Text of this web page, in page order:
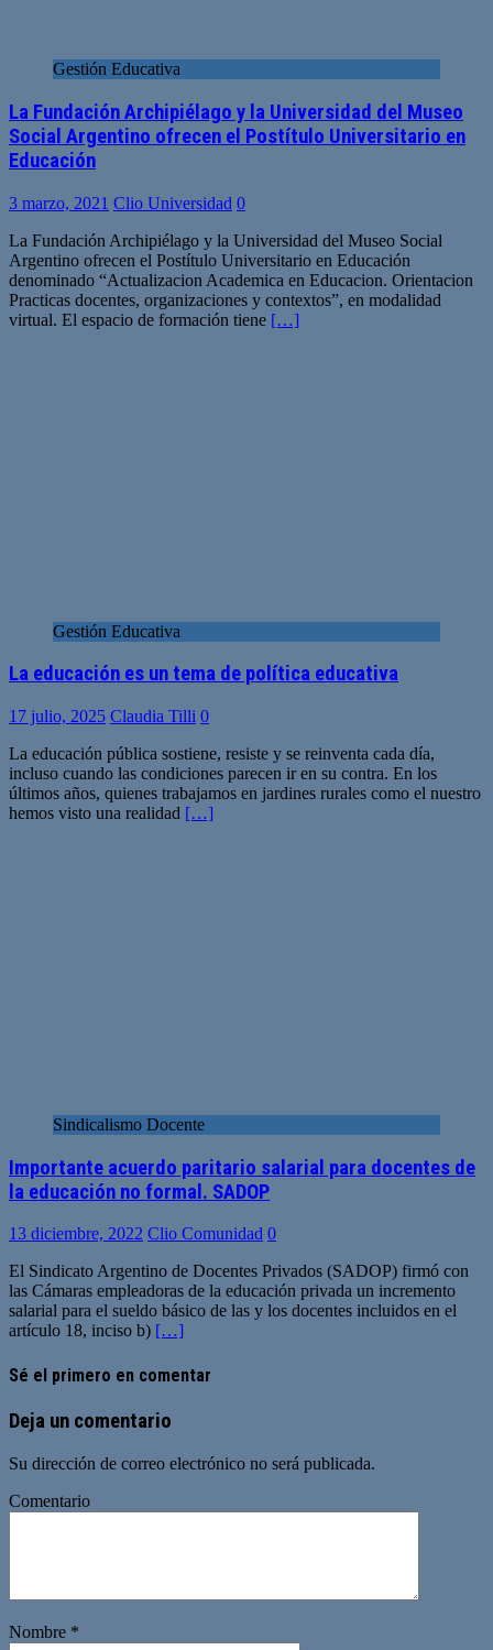
Gestión Educativa
La Fundación Archipiélago y la Universidad del Museo
Social Argentino ofrecen el Postítulo Universitario en
Educación
3 marzo, 2021 Clio Universidad 0
La Fundación Archipiélago y la Universidad del Museo Social
Argentino ofrecen el Postítulo Universitario en Educación
denominado “Actualizacion Academica en Educacion. Orientacion
Practicas docentes, organizaciones y contextos”, en modalidad
virtual. El espacio de formación tiene […]
Gestión Educativa
La educación es un tema de política educativa
17 julio, 2025 Claudia Tilli 0
La educación pública sostiene, resiste y se reinventa cada día,
incluso cuando las condiciones parecen ir en su contra. En los
últimos años, quienes trabajamos en jardines rurales como el nuestro
hemos visto una realidad […]
Sindicalismo Docente
Importante acuerdo paritario salarial para docentes de
la educación no formal. SADOP
13 diciembre, 2022 Clio Comunidad 0
El Sindicato Argentino de Docentes Privados (SADOP) firmó con
las Cámaras empleadoras de la educación privada un incremento
salarial para el sueldo básico de las y los docentes incluidos en el
artículo 18, inciso b) […]
Sé el primero en comentar
Deja un comentario
Su dirección de correo electrónico no será publicada.
Comentario
Nombre *